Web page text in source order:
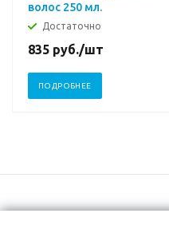
волос 250 мл.
Достаточно
835 руб./шт
ПОДРОБНЕЕ